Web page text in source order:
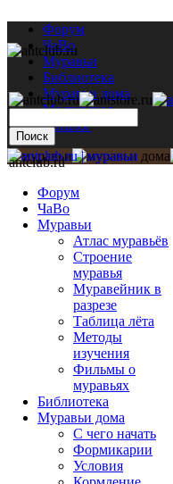
Форум
ЧаВо
Муравьи
Библиотека
Муравьи дома
Мастерская
Каталог
antclub.ru
Форум
ЧаВо
Муравьи
Атлас муравьёв
Строение
муравья
Муравейник в
разрезе
Таблица лёта
Методы
изучения
Фильмы о
муравьях
Библиотека
Муравьи дома
С чего начать
Формикарии
Условия